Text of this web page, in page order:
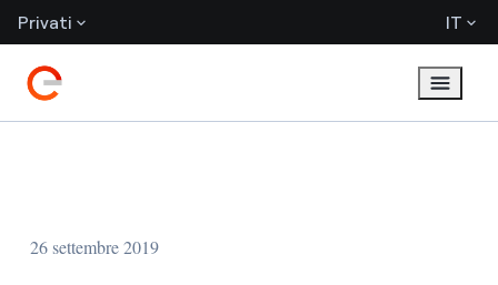
Privati IT
26 settembre 2019